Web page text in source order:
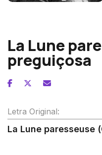
La Lune
preguiçosa
Letra Original:
La Lune paresseuse